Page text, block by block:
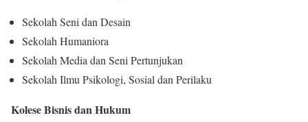
Sekolah Seni dan Desain
Sekolah Humaniora
Sekolah Media dan Seni Pertunjukan
Sekolah Ilmu Psikologi, Sosial dan Perilaku
Kolese Bisnis dan Hukum